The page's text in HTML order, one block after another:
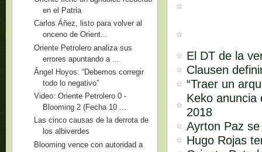
El DT de la
Clausen
“Traer un
Keko anuncia
2018
Ayrton Paz
Hugo Rojas
en el Patria
Carlos Áñez, listo para volver al
onceno de Orient...
Oriente Petrolero analiza sus
errores apuntando a ...
Ángel Hoyos: “Debemos corregir
todo lo negativo”
Video: Oriente Petrolero 0 -
Blooming 2 (Fecha 10 ...
Las cinco causas de la derrota de
los albiverdes
Blooming vence con autoridad a